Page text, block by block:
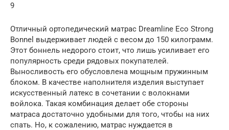
9
Отличный ортопедический матрас Dreamline Eco Strong
Bonnel выдерживает людей с весом до 150 килограмм.
Этот боннель недорого стоит, что лишь усиливает его
популярность среди рядовых покупателей.
Выносливость его обусловлена мощным пружинным
блоком. В качестве наполнителя изделия выступает
искусственный латекс в сочетании с волокнами
войлока. Такая комбинация делает обе стороны
матраса достаточно удобными для того, чтобы на них
спать. Но, к сожалению, матрас нуждается в